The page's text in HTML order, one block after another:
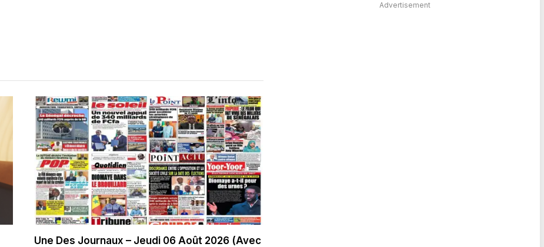
Une Des Journaux – Jeudi 06 Août 2026 (Avec
Advertisement